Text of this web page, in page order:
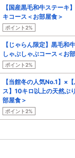
【国産黒毛和牛ステーキ
キコース＜お部屋食＞
ポイント2%
【じゃらん限定】黒毛和
しゃぶしゃぶコース＜お
ポイント2%
【当館冬の人気No.1】×
ス】10キロ以上の天然ぶ
部屋食＞
ポイント2%